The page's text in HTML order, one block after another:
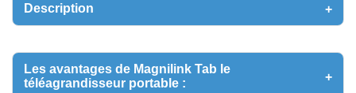
PORTABLE
Description
Les avantages de Magnilink Tab le
téléagrandisseur portable :